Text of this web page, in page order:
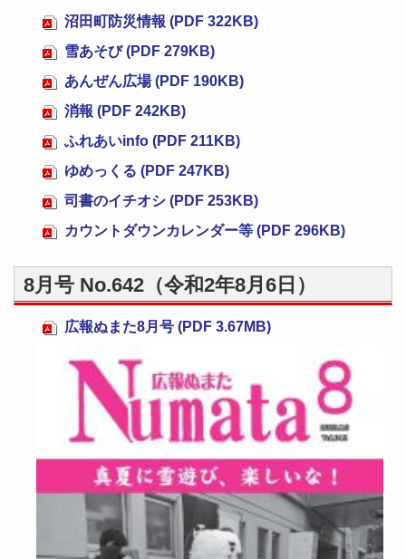
沼田町防災情報 (PDF 322KB)
雪あそび (PDF 279KB)
あんぜん広場 (PDF 190KB)
消報 (PDF 242KB)
ふれあいinfo (PDF 211KB)
ゆめっくる (PDF 247KB)
司書のイチオシ (PDF 253KB)
カウントダウンカレンダー等 (PDF 296KB)
8月号 No.642（令和2年8月6日）
広報ぬまた8月号 (PDF 3.67MB)